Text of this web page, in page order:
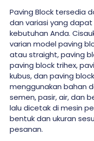
Paving Block tersedia
dan variasi yang
kebutuhan Anda.
varian model paving
atau straight, paving
paving block trihex,
kubus, dan paving
menggunakan bahan
semen, pasir, air, dan
lalu dicetak di mesin
bentuk dan ukuran
pesanan.